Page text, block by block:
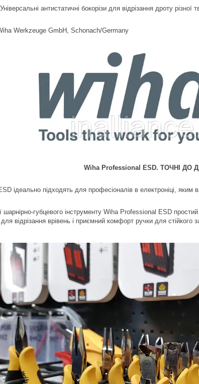
Універсальні антистатичні бокорізи для відрізання дроту різної
Werkzeuge GmbH, Schonach/Germany
Wiha Professional ESD. ТОЧНІ ДО
ідеально підходять для професіоналів в електроніці, яким
шарнірно-губцевого інструменту Wiha Professional ESD простий
відрізання врівень і приємний комфорт ручки для стійкого